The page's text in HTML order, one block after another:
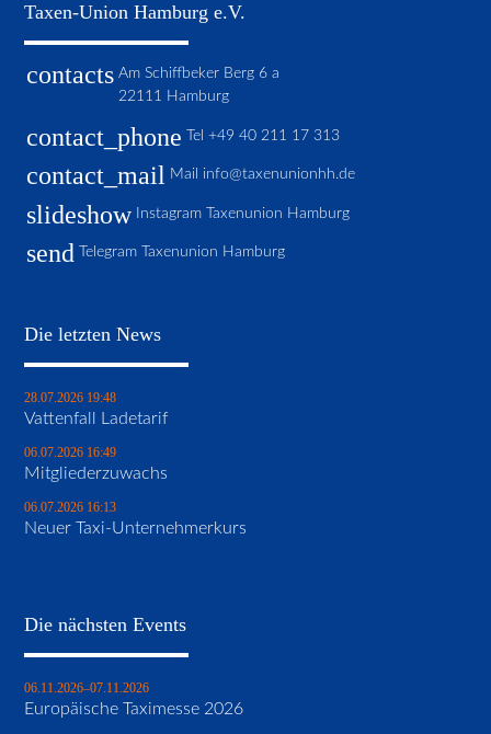
Taxen-Union Hamburg e.V.
contacts Am Schiffbeker Berg 6 a
22111 Hamburg
contact_phone Tel+49 40 211 17 313
contact_mail Mail info@taxenunionhh.de
slideshow Instagram Taxenunion Hamburg
send Telegram Taxenunion Hamburg
Die letzten News
28.07.2026 19:48
Vattenfall Ladetarif
06.07.2026 16:49
Mitgliederzuwachs
06.07.2026 16:13
Neuer Taxi-Unternehmerkurs
Die nächsten Events
06.11.2026–07.11.2026
Europäische Taximesse 2026